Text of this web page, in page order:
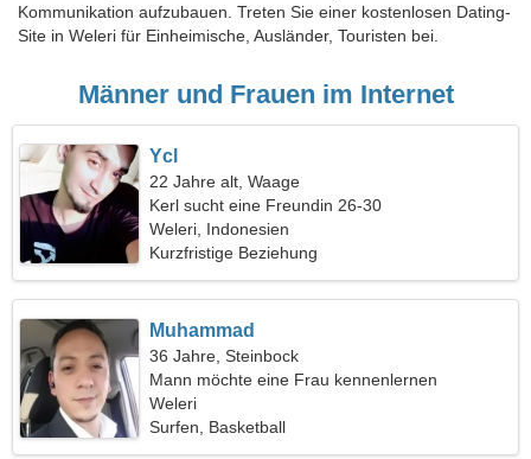
Kommunikation aufzubauen. Treten Sie einer kostenlosen Dating-
Site in Weleri für Einheimische, Ausländer, Touristen bei.
Männer und Frauen im Internet
Ycl
22 Jahre alt, Waage
Kerl sucht eine Freundin 26-30
Weleri, Indonesien
Kurzfristige Beziehung
Muhammad
36 Jahre, Steinbock
Mann möchte eine Frau kennenlernen
Weleri
Surfen, Basketball